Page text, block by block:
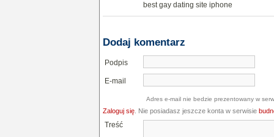
best gay dating site iphone
Dodaj komentarz
Podpis
E-mail
Adres e-mail nie bedzie prezentowany w
Zaloguj się . Nie posiadasz jeszcze konta w serwisie
Treść